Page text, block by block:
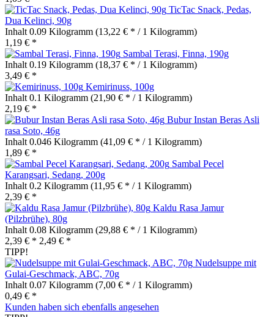
TicTac Snack, Pedas,
Dua Kelinci, 90g
Inhalt 0.09 Kilogramm (13,22 € * / 1 Kilogramm)
1,19 € *
Sambal Terasi, Finna, 190g
Inhalt 0.19 Kilogramm (18,37 € * / 1 Kilogramm)
3,49 € *
Kemirinuss, 100g
Inhalt 0.1 Kilogramm (21,90 € * / 1 Kilogramm)
2,19 € *
Bubur Instan Beras Asli
rasa Soto, 46g
Inhalt 0.046 Kilogramm (41,09 € * / 1 Kilogramm)
1,89 € *
Sambal Pecel
Karangsari, Sedang, 200g
Inhalt 0.2 Kilogramm (11,95 € * / 1 Kilogramm)
2,39 € *
Kaldu Rasa Jamur
(Pilzbrühe), 80g
Inhalt 0.08 Kilogramm (29,88 € * / 1 Kilogramm)
2,39 € * 2,49 € *
TIPP!
Nudelsuppe mit
Gulai-Geschmack, ABC, 70g
Inhalt 0.07 Kilogramm (7,00 € * / 1 Kilogramm)
0,49 € *
Kunden haben sich ebenfalls angesehen